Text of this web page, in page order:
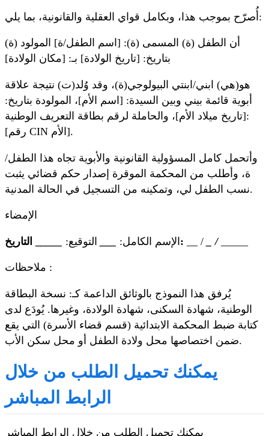
أُصرّح بموجب هذا، وبكامل قواي العقلية والقانونية، بما يلي:
أن الطفل (ة) المسمى (ة): [اسم الطفل/ة] المولود (ة)
بتاريخ: [تاريخ الولادة] بـ: [مكان الولادة]
هو(هي) ابني/ابنتي البيولوجي(ة)، وقد وُلد(ت) نتيجة علاقة
أبوية قائمة بيني وبين السيدة: [اسم الأم]، المولودة بتاريخ:
[تاريخ ميلاد الأم]، والحاملة لرقم بطاقة التعريف الوطنية:
[رقم CIN الأم].
وأتحمل كامل المسؤولية القانونية والأبوية تجاه هذا الطفل/
ة، وأطلب من المحكمة الموقرة إصدار حكم قضائي يثبت
نسب الطفل لي، وتمكينه من التسجيل في الحالة المدنية.
الإمضاء
الإسم الكامل: التوقيع: _ التاريخ: __ / _ /
ملاحظات :
يُرفق هذا النموذج بالوثائق الداعمة كـ: نسخة البطاقة
الوطنية، شهادة السكنى، شهادة الولادة، وغيرها. يُودَع لدى
كتابة ضبط المحكمة الابتدائية (قسم قضاء الأسرة) التي يقع
ضمن اختصاصها محل ولادة الطفل أو محل سكن الأب.
يمكنك تحميل الطلب من خلال
الرابط المباشر
يمكنك تحميل الطلب من خلال الرابط المباشر